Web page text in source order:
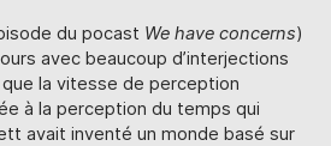
du pocast We have concerns)
avec beaucoup d’interjections
la vitesse de perception
à la perception du temps qui
avait inventé un monde basé sur